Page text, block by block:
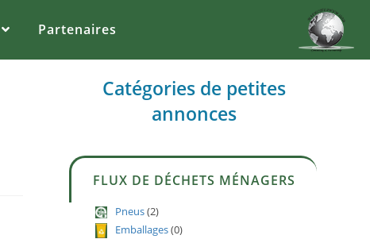
Partenaires
Catégories de petites
annonces
FLUX DE DÉCHETS MÉNAGERS
Pneus(2)
Emballages(0)